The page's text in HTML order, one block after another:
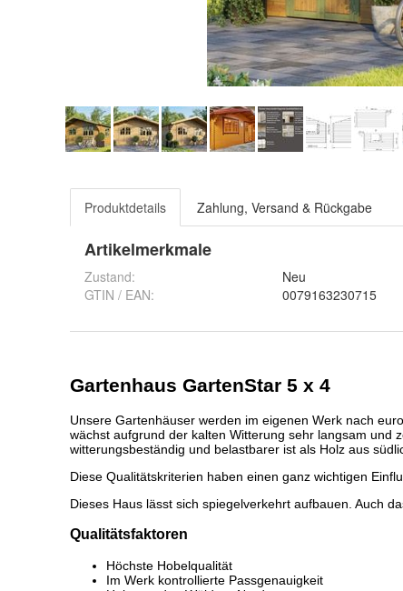
Produktdetails Zahlung, Versand & Rückgabe
Artikelmerkmale
Zustand:
Neu
GTIN / EAN:
0079163230715